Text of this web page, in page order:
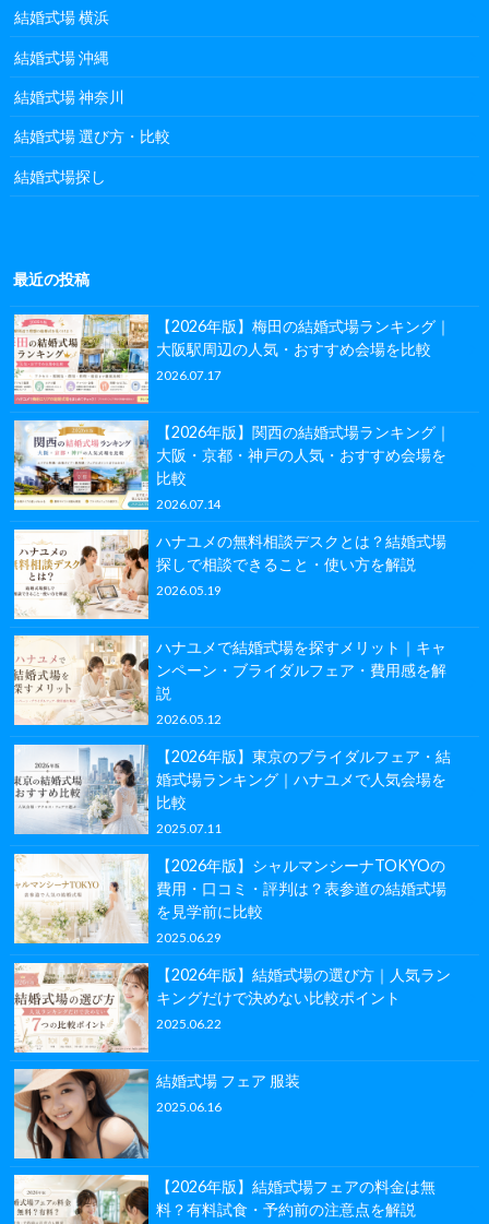
結婚式場 横浜
結婚式場 沖縄
結婚式場 神奈川
結婚式場 選び方・比較
結婚式場探し
最近の投稿
【2026年版】梅田の結婚式場ランキング｜
大阪駅周辺の人気・おすすめ会場を比較
2026.07.17
【2026年版】関西の結婚式場ランキング｜
大阪・京都・神戸の人気・おすすめ会場を
比較
2026.07.14
ハナユメの無料相談デスクとは？結婚式場
探しで相談できること・使い方を解説
2026.05.19
ハナユメで結婚式場を探すメリット｜キャ
ンペーン・ブライダルフェア・費用感を解
説
2026.05.12
【2026年版】東京のブライダルフェア・結
婚式場ランキング｜ハナユメで人気会場を
比較
2025.07.11
【2026年版】シャルマンシーナTOKYOの
費用・口コミ・評判は？表参道の結婚式場
を見学前に比較
2025.06.29
【2026年版】結婚式場の選び方｜人気ラン
キングだけで決めない比較ポイント
2025.06.22
結婚式場 フェア 服装
2025.06.16
【2026年版】結婚式場フェアの料金は無
料？有料試食・予約前の注意点を解説